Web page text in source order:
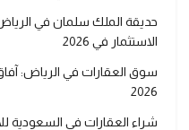
حديقة الملك سلمان في
الاستثمار في 2026
سوق العقارات في الرياض:
2026
شراء العقارات في السعودية للأجانب: